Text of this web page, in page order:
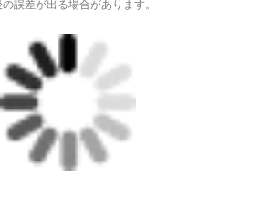
d/gPVyU1t
＿＿＿＿＿＿＿＿＿＿＿＿＿
ririkazetakeru
66b9c067ae64e
誤差が出る場合があります。